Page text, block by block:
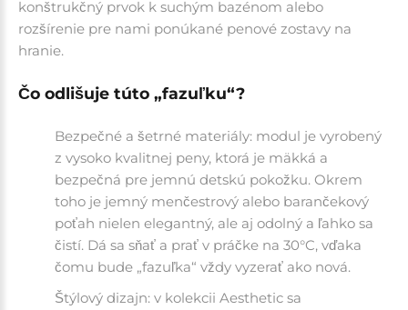
konštrukčný prvok k suchým bazénom alebo
rozšírenie pre nami ponúkané penové zostavy na
hranie.
Čo odlišuje túto „fazuľku“?
Bezpečné a šetrné materiály: modul je vyrobený
z vysoko kvalitnej peny, ktorá je mäkká a
bezpečná pre jemnú detskú pokožku. Okrem
toho je jemný menčestrový alebo barančekový
poťah nielen elegantný, ale aj odolný a ľahko sa
čistí. Dá sa sňať a prať v práčke na 30°C, vďaka
čomu bude „fazuľka“ vždy vyzerať ako nová.
Štýlový dizajn: v kolekcii Aesthetic sa